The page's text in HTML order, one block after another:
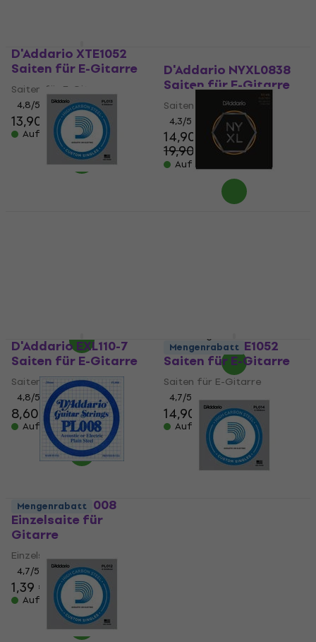
D'Addario XTE1052
Saiten für E-Gitarre
Saiten für E-Gitarre
4,8/5
13,90 €
Auf Lager
D'Addario NYXL0838
Saiten für E-Gitarre
Saiten für E-Gitarre
4,3/5
14,90 €
19,90 €
- 25 %
Auf Lager
D'Addario EXL110-7
Saiten für E-Gitarre
Saiten für E-Gitarre
4,8/5
8,60 €
Auf Lager
D'Addario XSE1052
Saiten für E-Gitarre
Saiten für E-Gitarre
4,7/5
14,90 €
Auf Lager
D'Addario PL 008
Einzelsaite für
Gitarre
Einzelsaite für Gitarre
4,7/5
1,39 €
Auf Lager
Mengenrabatt
Mengenrabatt